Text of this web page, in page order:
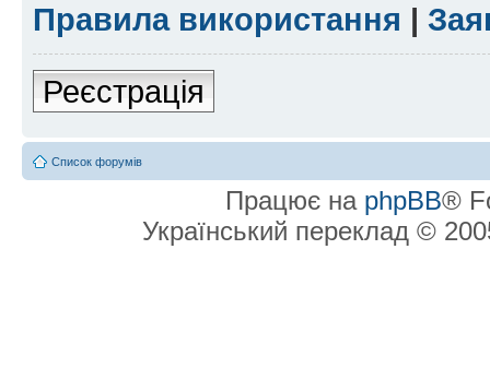
Правила використання |
Реєстрація
Список форумів
Працює на phpBB®
Український переклад ©